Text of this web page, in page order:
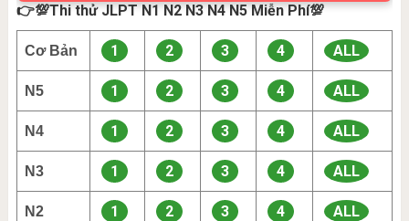
👉💯Thi thử JLPT N1 N2 N3 N4 N5 Miễn Phí💯
Cơ Bản 1 2 3 4 ALL
N5 1 2 3 4 ALL
N4 1 2 3 4 ALL
N3 1 2 3 4 ALL
N2 1 2 3 4 ALL